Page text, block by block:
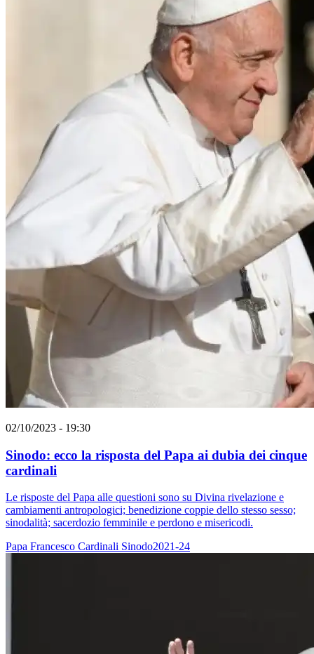
02/10/2023 - 19:30
Sinodo: ecco la risposta del Papa ai dubia dei cinque
cardinali
Le risposte del Papa alle questioni sono su Divina rivelazione e
cambiamenti antropologici; benedizione coppie dello stesso sesso;
sinodalità; sacerdozio femminile e perdono e misericodi.
Papa Francesco Cardinali Sinodo2021-24